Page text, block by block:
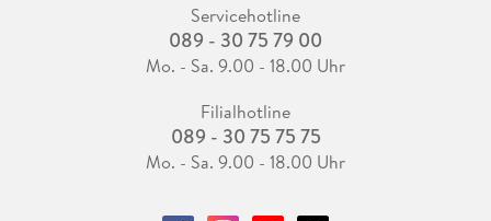
Servicehotline
089 - 30 75 79 00
Mo. - Sa. 9.00 - 18.00 Uhr
Filialhotline
089 - 30 75 75 75
Mo. - Sa. 9.00 - 18.00 Uhr